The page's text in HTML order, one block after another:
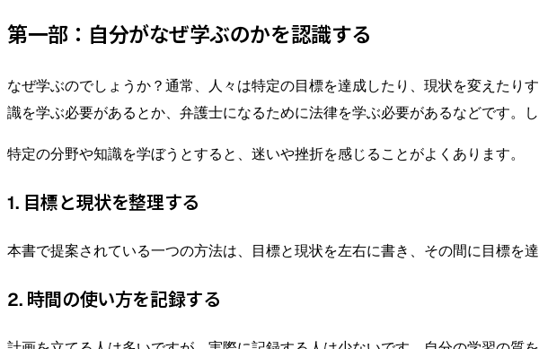
第一部：自分がなぜ学ぶのかを認識する
なぜ学ぶのでしょうか？通常、人々は特定の目標を達成したり、現状を変えた
識を学ぶ必要があるとか、弁護士になるために法律を学ぶ必要があるなどです。
特定の分野や知識を学ぼうとすると、迷いや挫折を感じることがよくあります。
1. 目標と現状を整理する
本書で提案されている一つの方法は、目標と現状を左右に書き、その間に目標を
2. 時間の使い方を記録する